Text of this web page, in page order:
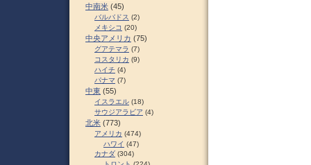
中南米 (45)
バルバドス (2)
メキシコ (20)
中央アメリカ (75)
グアテマラ (7)
コスタリカ (9)
ハイチ (4)
パナマ (7)
中東 (55)
イスラエル (18)
サウジアラビア (4)
北米 (773)
アメリカ (474)
ハワイ (47)
カナダ (304)